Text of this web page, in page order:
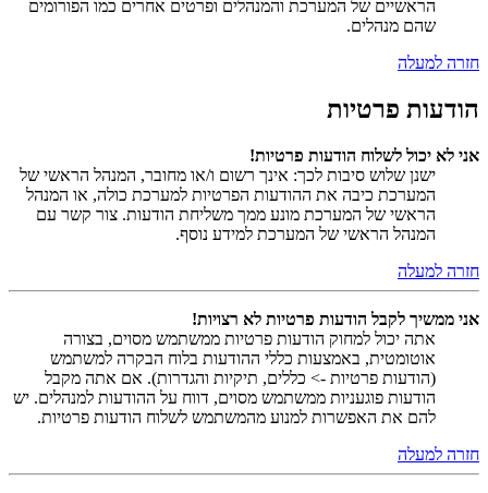
הראשיים של המערכת והמנהלים ופרטים אחרים כמו הפורומים
שהם מנהלים.
חזרה למעלה
הודעות פרטיות
אני לא יכול לשלוח הודעות פרטיות!
ישנן שלוש סיבות לכך: אינך רשום ו/או מחובר, המנהל הראשי של
המערכת כיבה את ההודעות הפרטיות למערכת כולה, או המנהל
הראשי של המערכת מונע ממך משליחת הודעות. צור קשר עם
המנהל הראשי של המערכת למידע נוסף.
חזרה למעלה
אני ממשיך לקבל הודעות פרטיות לא רצויות!
אתה יכול למחוק הודעות פרטיות ממשתמש מסוים, בצורה
אוטומטית, באמצעות כללי ההודעות בלוח הבקרה למשתמש
(הודעות פרטיות -> כללים, תיקיות והגדרות). אם אתה מקבל
הודעות פוגעניות ממשתמש מסוים, דווח על ההודעות למנהלים. יש
להם את האפשרות למנוע מהמשתמש לשלוח הודעות פרטיות.
חזרה למעלה